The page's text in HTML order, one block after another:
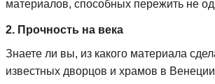
материалов, способных пережить не
2. Прочность на века
Знаете ли вы, из какого материала
известных дворцов и храмов в